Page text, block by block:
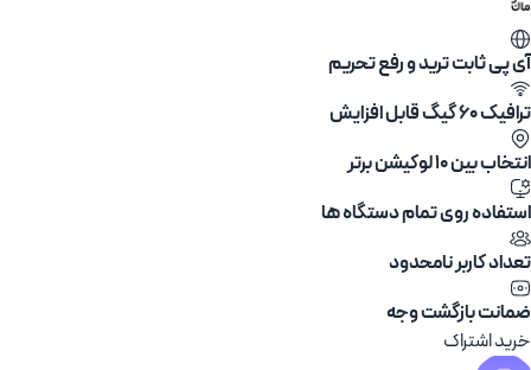
آی پی ثابت ترید و رفع تحریم
ترافیک 60 گیگ قابل افزایش
انتخاب بین ۱۰ لوکیشن برتر
استفاده روی تمام دستگاه ها
تعداد کاربر نامحدود
ضمانت بازگشت وجه
خرید اشتراک